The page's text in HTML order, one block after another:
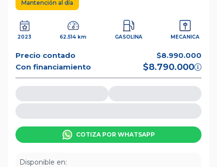
Mantención al día
2023 62.514 km GASOLINA MECANICA
Precio contado
$8.990.000
Con financiamiento
$8.790.000
COTIZA POR WHATSAPP
Disponible en: